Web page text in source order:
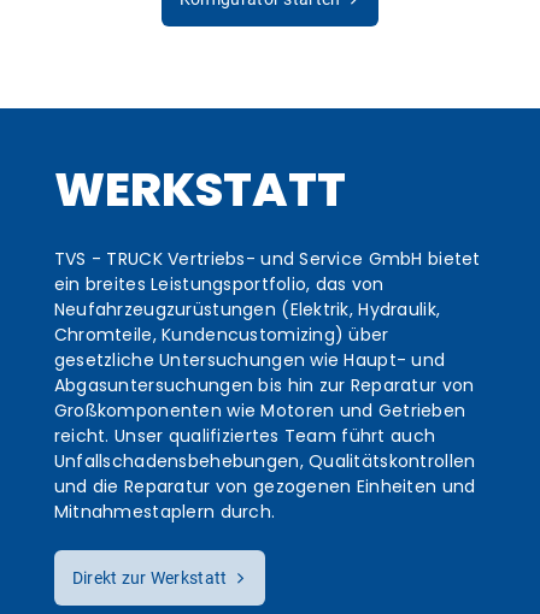
WERKSTATT
TVS - TRUCK Vertriebs- und Service GmbH bietet
ein breites Leistungsportfolio, das von
Neufahrzeugzurüstungen (Elektrik, Hydraulik,
Chromteile, Kundencustomizing) über
gesetzliche Untersuchungen wie Haupt- und
Abgasuntersuchungen bis hin zur Reparatur von
Großkomponenten wie Motoren und Getrieben
reicht. Unser qualifiziertes Team führt auch
Unfallschadensbehebungen, Qualitätskontrollen
und die Reparatur von gezogenen Einheiten und
Mitnahmestaplern durch.
Direkt zur Werkstatt